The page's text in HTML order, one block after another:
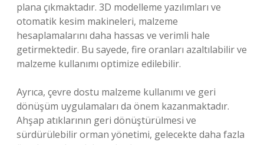
plana çıkmaktadır. 3D modelleme yazılımları ve
otomatik kesim makineleri, malzeme
hesaplamalarını daha hassas ve verimli hale
getirmektedir. Bu sayede, fire oranları azaltılabilir ve
malzeme kullanımı optimize edilebilir.
Ayrıca, çevre dostu malzeme kullanımı ve geri
dönüşüm uygulamaları da önem kazanmaktadır.
Ahşap atıklarının geri dönüştürülmesi ve
sürdürülebilir orman yönetimi, gelecekte daha fazla